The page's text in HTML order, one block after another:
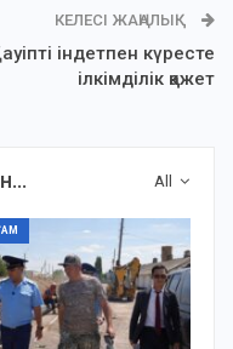
КЕЛЕСІ ЖАҢАЛЫҚ
індетпен күресте
ілкімділік қажет
All